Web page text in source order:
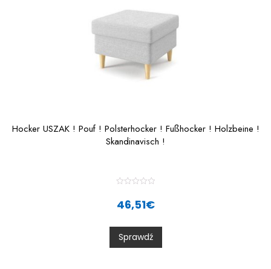
Hocker USZAK ! Pouf ! Polsterhocker ! Fußhocker ! Holzbeine !
Skandinavisch !
t
0
o
u
t
46,51€
Sprawdź